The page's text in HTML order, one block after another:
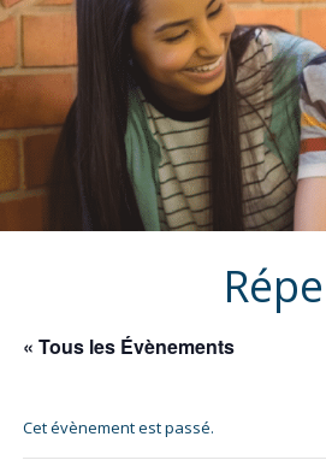
« Tous les Évènements
Cet évènement est passé.